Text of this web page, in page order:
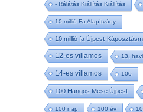
- Rálátás Kiállítás Kiállítás
10 millió Fa Alapítvány
10 millió fa Újpest-
12-es villamos 13.
14-es villamos 100
100 Hangos Mese Újpest
100 nap 100 év